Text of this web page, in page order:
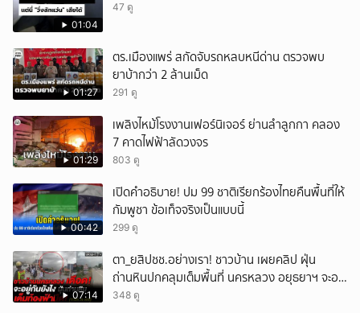
01:04
47 ดู
01:27
ตร.เมืองแพร่ สกัดจับรถหลบหนีด่าน ตรวจพบ
ยาบ้ากว่า 2 ล้านเม็ด
291 ดู
01:29
เพลิงไหม้โรงงานเฟอร์นิเจอร์ ย่านลำลูกกา คลอง
7 คาดไฟฟ้าลัดวงจร
803 ดู
00:42
เปิดคำอธิบาย! ปม 99 ชาติเรียกร้องไทยคืนพื้นที่ให้
กัมพูชา ข้อเท็จจริงเป็นแบบนี้
299 ดู
07:14
ตา_ยสิปชช.อย่างเรา! ชาวบ้าน เผยคลิป ฝุ่น
ถ่านหินปกคลุมเต็มพื้นที่ นครหลวง อยุธยาฯ จะอยู่
กันยังไง
348 ดู